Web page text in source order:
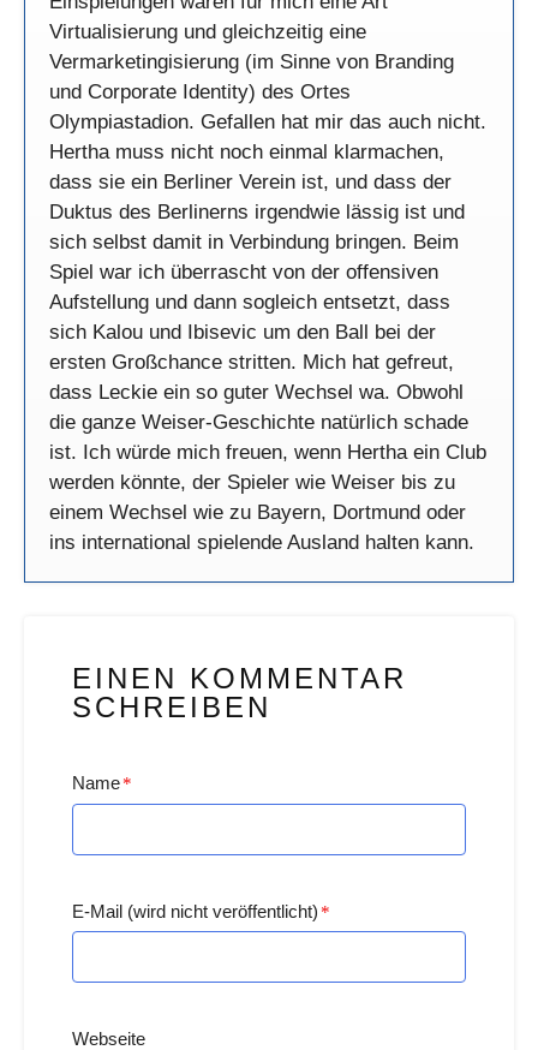
Virtualisierung und gleichzeitig eine
Vermarketingisierung (im Sinne von Branding
und Corporate Identity) des Ortes
Olympiastadion. Gefallen hat mir das auch nicht.
Hertha muss nicht noch einmal klarmachen,
dass sie ein Berliner Verein ist, und dass der
Duktus des Berlinerns irgendwie lässig ist und
sich selbst damit in Verbindung bringen. Beim
Spiel war ich überrascht von der offensiven
Aufstellung und dann sogleich entsetzt, dass
sich Kalou und Ibisevic um den Ball bei der
ersten Großchance stritten. Mich hat gefreut,
dass Leckie ein so guter Wechsel wa. Obwohl
die ganze Weiser-Geschichte natürlich schade
ist. Ich würde mich freuen, wenn Hertha ein Club
werden könnte, der Spieler wie Weiser bis zu
einem Wechsel wie zu Bayern, Dortmund oder
ins international spielende Ausland halten kann.
EINEN KOMMENTAR
SCHREIBEN
Name*
E-Mail (wird nicht veröffentlicht) *
Webseite